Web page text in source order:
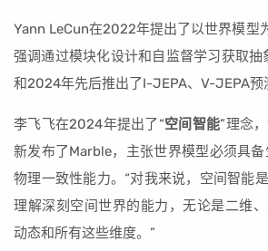
Yann LeCun在2022年提出了以世界模型
强调通过模块化设计和自监督学习获取
和2024年先后推出了I-JEPA、V-JEPA预
李飞飞在2024年提出了“空间智能”理念
新发布了Marble，主张世界模型必须具
物理一致性能力。“对我来说，空间智能
理解深刻空间世界的能力，无论是二维
动态和所有这些维度。”